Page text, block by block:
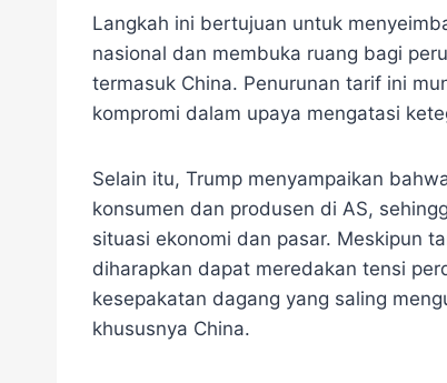
Langkah ini bertujuan untuk
nasional dan membuka ruang bagi
termasuk China. Penurunan tarif ini
kompromi dalam upaya mengatasi
Selain itu, Trump menyampaikan
konsumen dan produsen di AS,
situasi ekonomi dan pasar. Meskipun
diharapkan dapat meredakan tensi
kesepakatan dagang yang saling
khususnya China.